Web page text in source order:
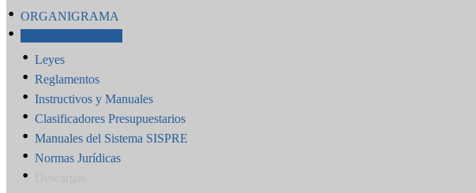
ORGANIGRAMA
Leyes
Reglamentos
Instructivos y Manuales
Clasificadores Presupuestarios
Manuales del Sistema SISPRE
Normas Jurídicas